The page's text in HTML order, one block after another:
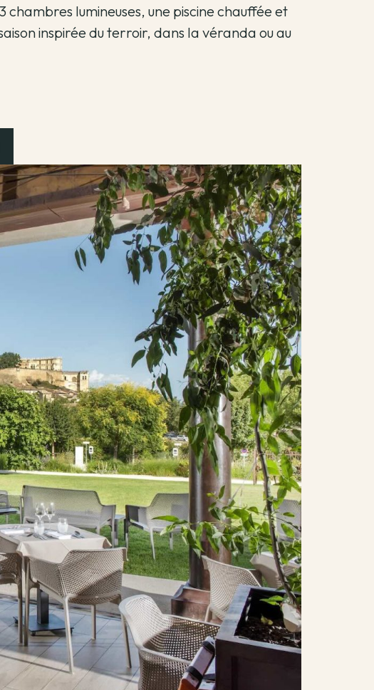
lumineuses, une piscine chauffée et
inspirée du terroir, dans la véranda ou au